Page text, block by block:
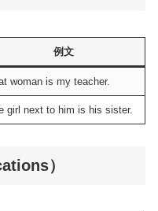
例文
woman is my teacher.
girl next to him is his sister.
）